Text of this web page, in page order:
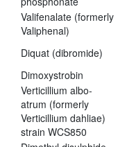
Valifenalate (formerly
Valiphenal)
Diquat (dibromide)
Dimoxystrobin
Verticillium albo-
atrum (formerly
Verticillium dahliae)
strain WCS850